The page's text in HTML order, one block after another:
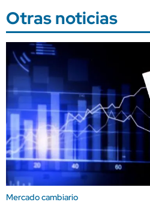
Otras noticias
Mercado cambiario